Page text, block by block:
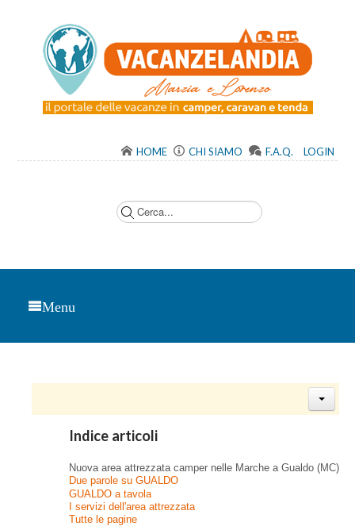
HOME CHI SIAMO F.A.Q. LOGIN
Menu
Indice articoli
Nuova area attrezzata camper nelle Marche a Gualdo (MC)
Due parole su GUALDO
GUALDO a tavola
I servizi dell'area attrezzata
Tutte le pagine